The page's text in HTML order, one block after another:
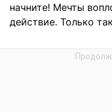
начните! Мечты
действие. Только